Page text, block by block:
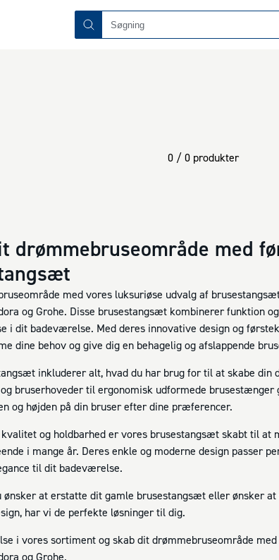
0 / 0 produkter
drømmebruseområde med
med vores luksuriøse udvalg af
og Grohe. Disse brusestangsæt kombinerer funktion
i dit badeværelse. Med deres innovative design og
dine behov og give dig en behagelig og afslappende
inkluderer alt, hvad du har brug for til at skabe din
bruserhoveder til ergonomisk udformede
og højden på din bruser efter dine præferencer.
kvalitet og holdbarhed er vores brusestangsæt skabt til at
i mange år. Deres enkle og moderne design passer
til dit badeværelse.
ønsker at erstatte dit gamle brusestangsæt eller ønsker
har vi de perfekte løsninger til dig.
i vores sortiment og skab dit drømmebruseområde
ogGrohe.